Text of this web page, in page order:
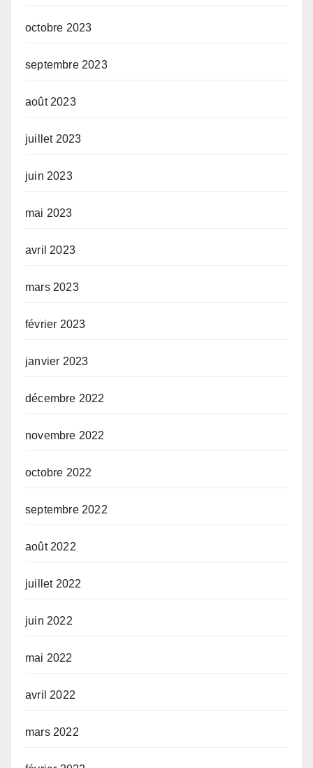
octobre 2023
septembre 2023
août 2023
juillet 2023
juin 2023
mai 2023
avril 2023
mars 2023
février 2023
janvier 2023
décembre 2022
novembre 2022
octobre 2022
septembre 2022
août 2022
juillet 2022
juin 2022
mai 2022
avril 2022
mars 2022